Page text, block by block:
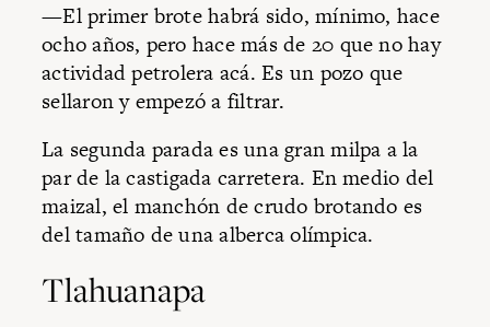
—El primer brote habrá sido, mínimo, hace
ocho años, pero hace más de 20 que no hay
actividad petrolera acá. Es un pozo que
sellaron y empezó a filtrar.
La segunda parada es una gran milpa a la
par de la castigada carretera. En medio del
maizal, el manchón de crudo brotando es
del tamaño de una alberca olímpica.
Tlahuanapa